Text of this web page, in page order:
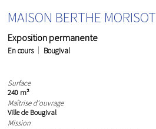
MAISON BERTHE MORISOT
Exposition permanente
En cours Bougival
Surface
240 m²
Maîtrise d'ouvrage
Ville de Bougival
Mission